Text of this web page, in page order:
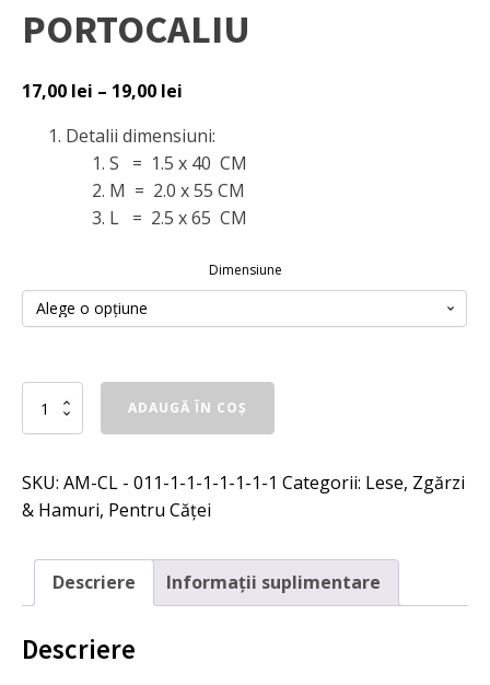
PORTOCALIU
17,00 lei – 19,00 lei
prețuri:
17,00 lei
până
la
Detalii dimensiuni:
S = 1.5 x 40 CM
M = 2.0 x 55 CM
L = 2.5 x 65 CM
Dimensiune
Cantitate
Zgarda
catei
RAINBOW,
marimi,
PORTOCALIU
ADAUGĂ ÎN COȘ
SKU: AM-CL - 011-1-1-1-1-1-1-1 Categorii: Lese, Zgărzi
& Hamuri, Pentru Căței
Descriere Informații suplimentare
Descriere